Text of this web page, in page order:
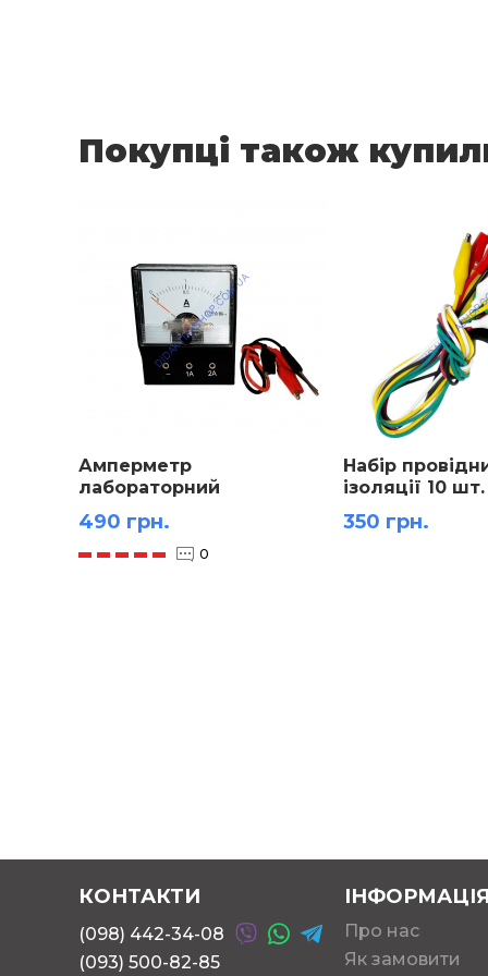
Покупці також
Амперметр
лабораторний
490 грн.
0
Набір
ізоляції 10 шт.
350 грн.
КОНТАКТИ
(098) 442-34-08
(093) 500-82-85
ІНФОРМАЦІЯ
Про нас
Як замовити